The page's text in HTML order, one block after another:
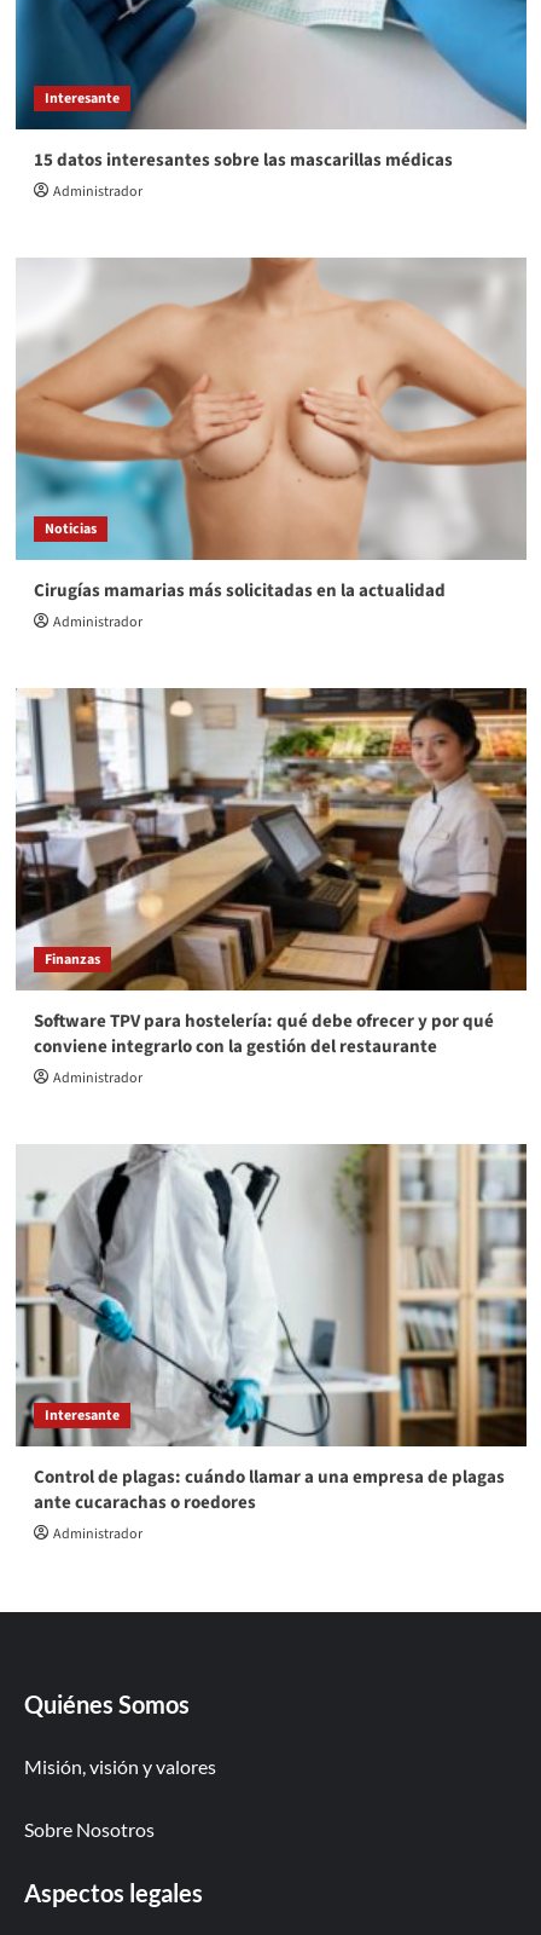
Interesante
15 datos interesantes sobre las mascarillas médicas
Administrador
Noticias
Cirugías mamarias más solicitadas en la actualidad
Administrador
Finanzas
Software TPV para hostelería: qué debe ofrecer y por qué
conviene integrarlo con la gestión del restaurante
Administrador
Interesante
Control de plagas: cuándo llamar a una empresa de plagas
ante cucarachas o roedores
Administrador
Quiénes Somos
Misión, visión y valores
Sobre Nosotros
Aspectos legales